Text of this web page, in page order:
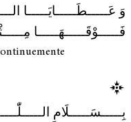
وَ عَـــــطَـــــايَـــــا
فَـــــوْقَـــــهَـــــا
بِـــــسَـــــلَامِ